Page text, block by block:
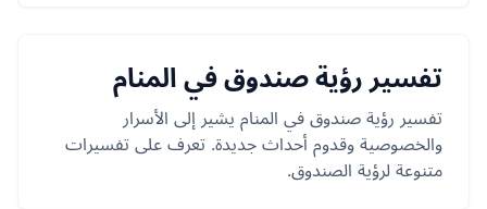
تفسير رؤية صندوق في المنام
تفسير رؤية صندوق في المنام يشير إلى الأسرار
والخصوصية وقدوم أحداث جديدة. تعرف على تفسيرات
متنوعة لرؤية الصندوق.